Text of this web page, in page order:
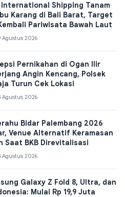
Shipping Tanam
Karang di Bali Barat, Target
Pariwisata Bawah Laut
Agustus 2026
Pernikahan di Ogan Ilir
Angin Kencang, Polsek
Turun Cek Lokasi
Agustus 2026
Bidar Palembang 2026
Venue Alternatif Keramasan
Saat BKB Direvitalisasi
Agustus 2026
Galaxy Z Fold 8, Ultra, dan
Mulai Rp 19,9 Juta